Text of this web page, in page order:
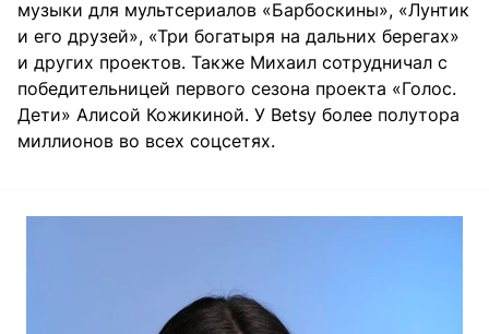
музыки для мультсериалов «Барбоскины», «Лунтик
и его друзей», «Три богатыря на дальних берегах»
и других проектов. Также Михаил сотрудничал с
победительницей первого сезона проекта «Голос.
Дети» Алисой Кожикиной. У Betsy более полутора
миллионов во всех соцсетях.